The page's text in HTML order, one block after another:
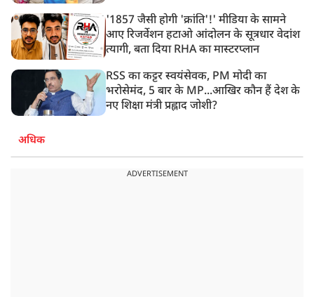
'1857 जैसी होगी 'क्रांति'!' मीडिया के सामने
आए रिजर्वेशन हटाओ आंदोलन के सूत्रधार वेदांश
त्यागी, बता दिया RHA का मास्टरप्लान
RSS का कट्टर स्वयंसेवक, PM मोदी का
भरोसेमंद, 5 बार के MP...आखिर कौन हैं देश के
नए शिक्षा मंत्री प्रह्लाद जोशी?
अधिक
ADVERTISEMENT